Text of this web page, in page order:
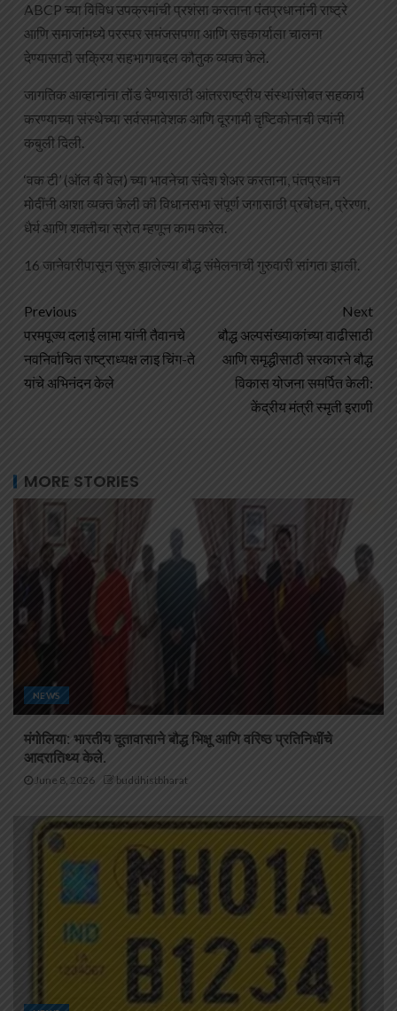
ABCP च्या विविध उपक्रमांची प्रशंसा करताना पंतप्रधानांनी राष्ट्रे
आणि समाजांमध्ये परस्पर समंजसपणा आणि सहकार्याला चालना
देण्यासाठी सक्रिय सहभागाबद्दल कौतुक व्यक्त केले.
जागतिक आव्हानांना तोंड देण्यासाठी आंतरराष्ट्रीय संस्थांसोबत सहकार्य
करण्याच्या संस्थेच्या सर्वसमावेशक आणि दूरगामी दृष्टिकोनाची त्यांनी
कबुली दिली.
‘वक टी’ (ऑल बी वेल) च्या भावनेचा संदेश शेअर करताना, पंतप्रधान
मोदींनी आशा व्यक्त केली की विधानसभा संपूर्ण जगासाठी प्रबोधन, प्रेरणा,
धैर्य आणि शक्तीचा स्रोत म्हणून काम करेल.
16 जानेवारीपासून सुरू झालेल्या बौद्ध संमेलनाची गुरुवारी सांगता झाली.
Previous
परमपूज्य दलाई लामा यांनी तैवानचे
नवनिर्वाचित राष्ट्राध्यक्ष लाइ चिंग-ते
यांचे अभिनंदन केले
Next
बौद्ध अल्पसंख्याकांच्या वाढीसाठी
आणि समृद्धीसाठी सरकारने बौद्ध
विकास योजना समर्पित केली:
केंद्रीय मंत्री स्मृती इराणी
MORE STORIES
NEWS
मंगोलिया: भारतीय दूतावासाने बौद्ध भिक्षू आणि वरिष्ठ प्रतिनिधींचे
आदरातिथ्य केले.
June 8, 2026 buddhistbharat